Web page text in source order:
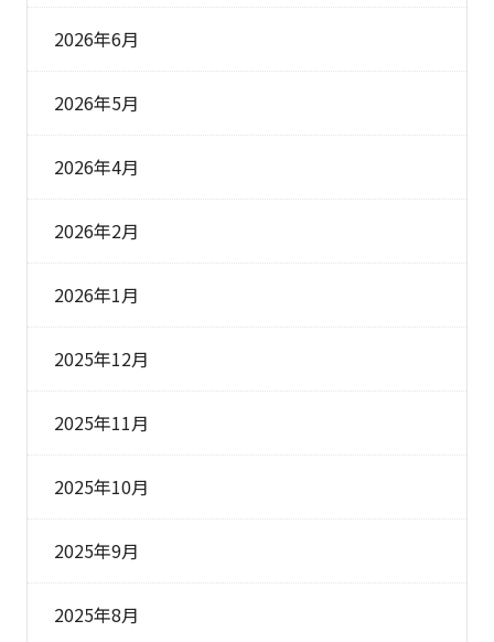
2026年6月
2026年5月
2026年4月
2026年2月
2026年1月
2025年12月
2025年11月
2025年10月
2025年9月
2025年8月